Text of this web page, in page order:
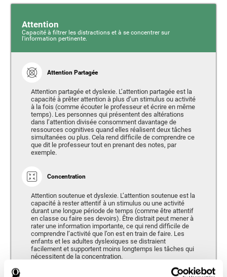
Attention
Capacité à filtrer les distractions et à se concentrer sur
l'information pertinente.
Attention Partagée
Attention partagée et dyslexie. L’attention partagée est la
capacité à prêter attention à plus d’un stimulus ou activité
à la fois (comme écouter le professeur et écrire en même
temps). Les personnes qui présentent des altérations
dans l’attention divisée consomment davantage de
ressources cognitives quand elles réalisent deux tâches
simultanées ou plus. Cela rend difficile de comprendre ce
que dit le professeur tout en prenant des notes, par
exemple.
Concentration
Attention soutenue et dyslexie. L’attention soutenue est la
capacité à rester attentif à un stimulus ou une activité
durant une longue période de temps (comme être attentif
en classe ou faire ses devoirs). Être distrait peut mener à
rater une information importante, ce qui rend difficile de
comprendre l’activité que l’on est en train de faire. Les
enfants et les adultes dyslexiques se distraient
facilement et supportent moins longtemps les tâches qui
nécessitent de la concentration.